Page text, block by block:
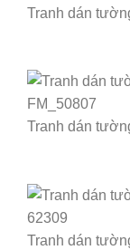
Tranh dán
Tranh dán
Tranh dán